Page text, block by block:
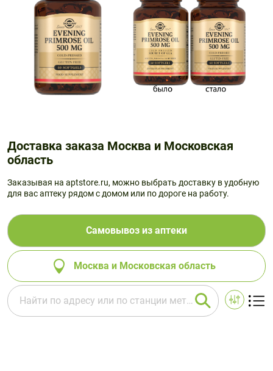
Доставка заказа Москва и Московская
область
Заказывая на aptstore.ru, можно выбрать доставку в удобную
для вас аптеку рядом с домом или по дороге на работу.
Самовывоз из аптеки
Москва и Московская область